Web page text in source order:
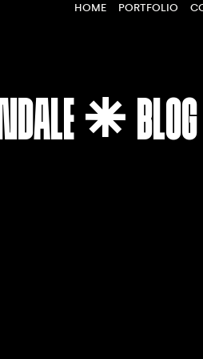
HOME PORTFOLIO
 BLOG